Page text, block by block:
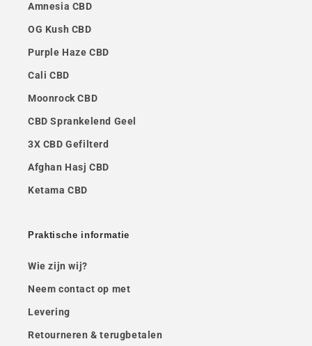
Amnesia CBD
OG Kush CBD
Purple Haze CBD
Cali CBD
Moonrock CBD
CBD Sprankelend Geel
3X CBD Gefilterd
Afghan Hasj CBD
Ketama CBD
Praktische informatie
Wie zijn wij?
Neem contact op met
Levering
Retourneren & terugbetalen